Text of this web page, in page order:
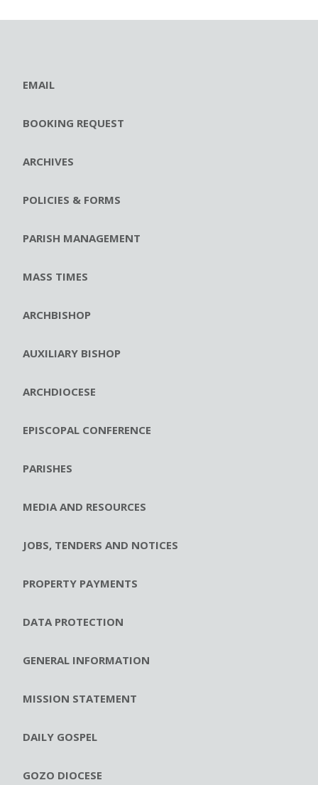
EMAIL
BOOKING REQUEST
ARCHIVES
POLICIES & FORMS
PARISH MANAGEMENT
MASS TIMES
ARCHBISHOP
AUXILIARY BISHOP
ARCHDIOCESE
EPISCOPAL CONFERENCE
PARISHES
MEDIA AND RESOURCES
JOBS, TENDERS AND NOTICES
PROPERTY PAYMENTS
DATA PROTECTION
GENERAL INFORMATION
MISSION STATEMENT
DAILY GOSPEL
GOZO DIOCESE